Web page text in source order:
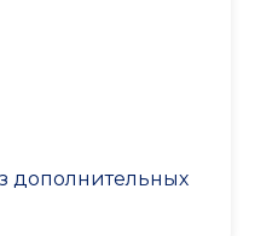
дополнительных